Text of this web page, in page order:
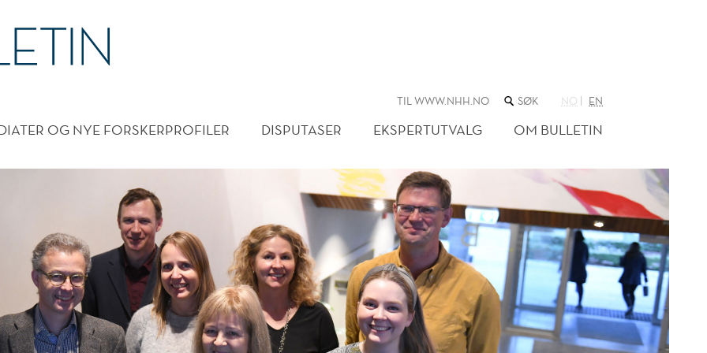
TIL WWW.NHH.NO SØK
NETTSTEDET
NO EN
OG NYE FORSKERPROFILER DISPUTASER EKSPERTUTVALG OM BULLETIN